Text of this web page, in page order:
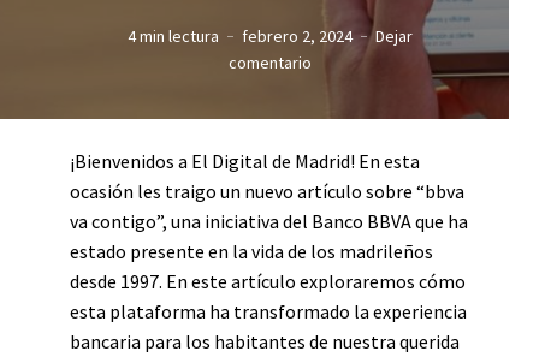
4 min lectura febrero 2, 2024
Dejar
comentario
¡Bienvenidos a El Digital de Madrid! En esta
ocasión les traigo un nuevo artículo sobre “bbva
va contigo”, una iniciativa del Banco BBVA que ha
estado presente en la vida de los madrileños
desde 1997. En este artículo exploraremos cómo
esta plataforma ha transformado la experiencia
bancaria para los habitantes de nuestra querida